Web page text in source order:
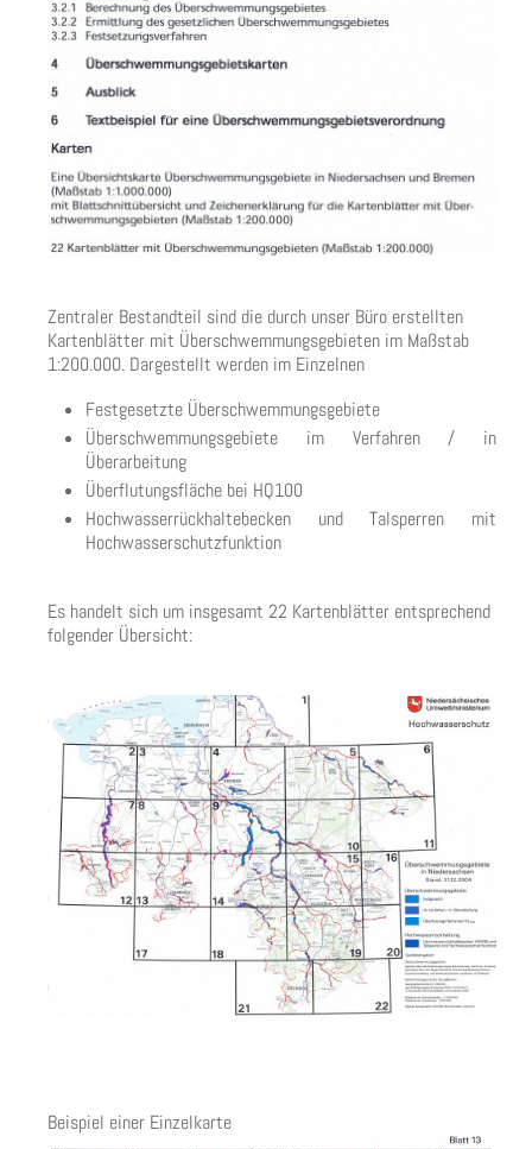
Zentraler Bestandteil sind die durch unser Büro erstellten
Kartenblätter mit Überschwemmungsgebieten im Maßstab
1:200.000. Dargestellt werden im Einzelnen
Festgesetzte Überschwemmungsgebiete
Überschwemmungsgebiete im Verfahren / in
Überarbeitung
Überflutungsfläche bei HQ100
Hochwasserrückhaltebecken und Talsperren mit
Hochwasserschutzfunktion
Es handelt sich um insgesamt 22 Kartenblätter entsprechend
folgender Übersicht:
Beispiel einer Einzelkarte